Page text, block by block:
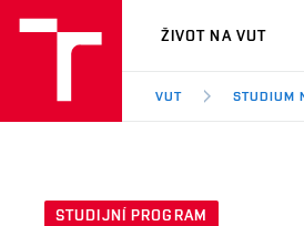
VUT
ŽIVOT NA VUT
VUT STUDIUM
STUDIJNÍ PROGRAM